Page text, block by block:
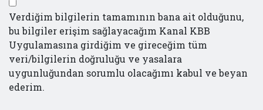
Verdiğim bilgilerin tamamının bana ait olduğunu,
bu bilgiler erişim sağlayacağım Kanal KBB
Uygulamasına girdiğim ve gireceğim tüm
veri/bilgilerin doğruluğu ve yasalara
uygunluğundan sorumlu olacağımı kabul ve beyan
ederim.